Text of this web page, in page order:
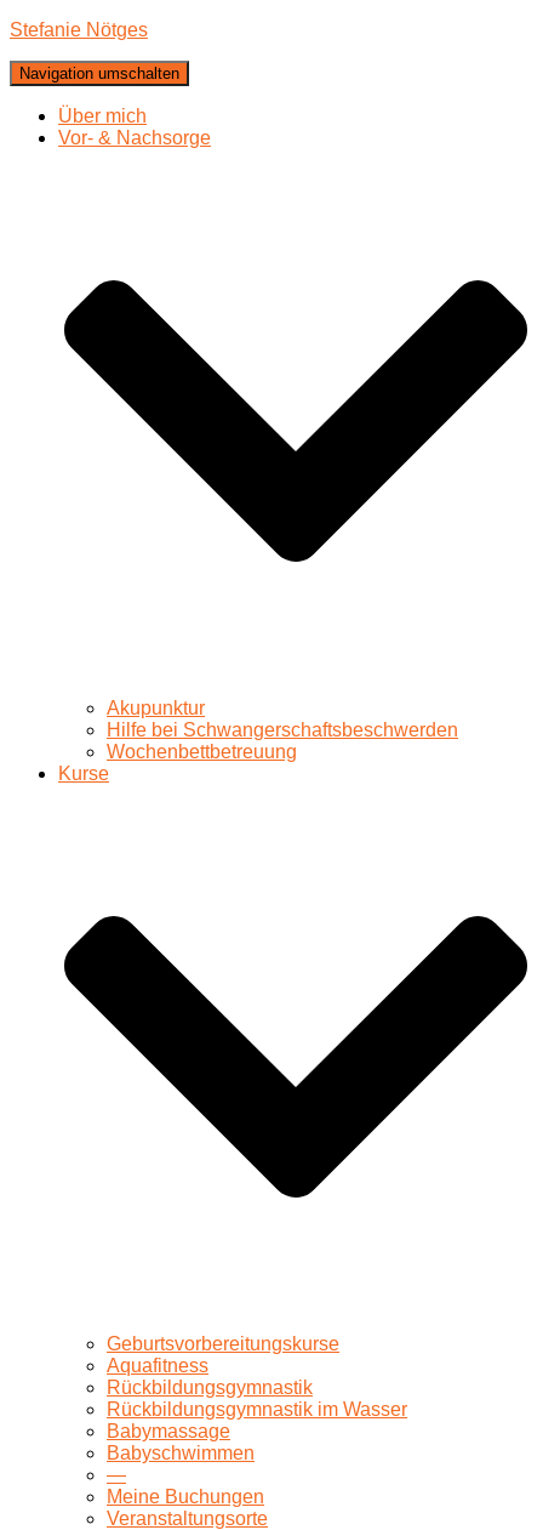
Stefanie Nötges
Navigation umschalten
Über mich
Vor- & Nachsorge
Akupunktur
Hilfe bei Schwangerschaftsbeschwerden
Wochenbettbetreuung
Kurse
Geburtsvorbereitungskurse
Aquafitness
Rückbildungsgymnastik
Rückbildungsgymnastik im Wasser
Babymassage
Babyschwimmen
—
Meine Buchungen
Veranstaltungsorte